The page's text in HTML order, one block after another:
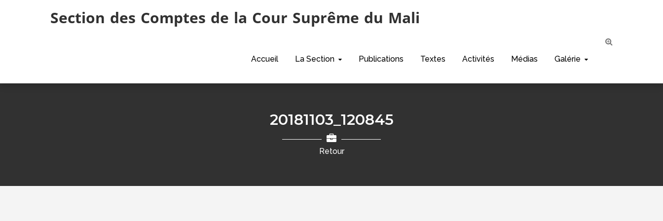
Section des Comptes de la Cour Suprême du Mali
Accueil La Section Publications Textes Activités Médias Galérie
20181103_120845
Retour